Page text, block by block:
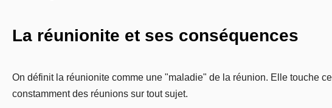
La réunionite et ses conséquences
On définit la réunionite comme une "maladie" de la réunion. Elle touche
constamment des réunions sur tout sujet.